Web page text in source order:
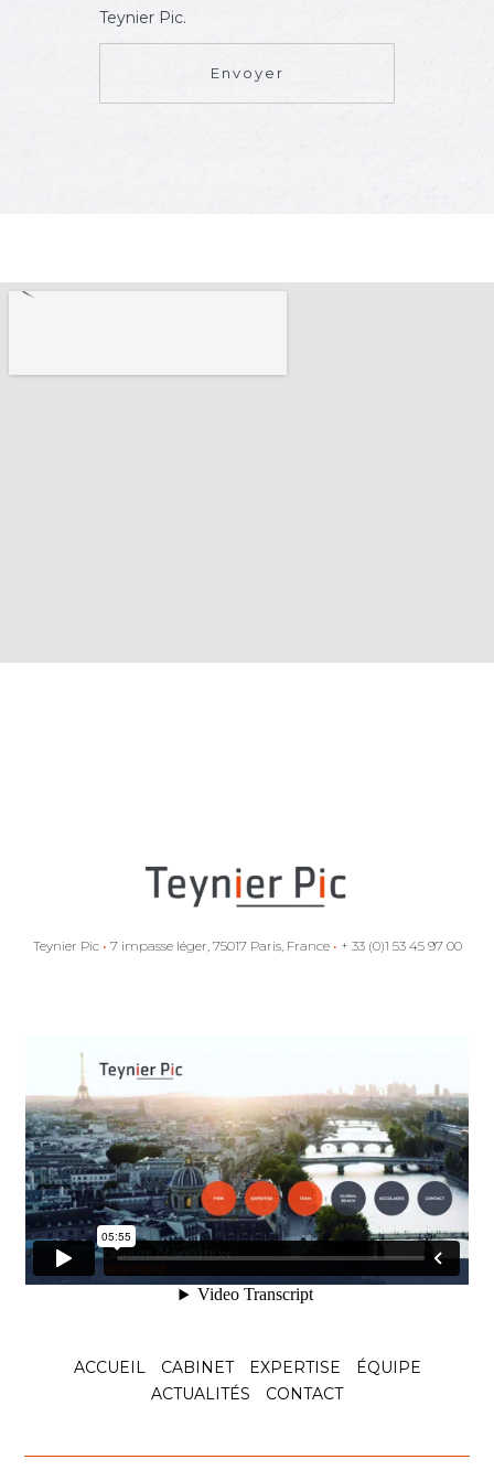
Teynier Pic.
Envoyer
Teynier Pic • 7 impasse léger, 75017 Paris, France • + 33 (0)1 53 45 97 00
ACCUEIL CABINET EXPERTISE
ÉQUIPE
ACTUALITÉS
CONTACT